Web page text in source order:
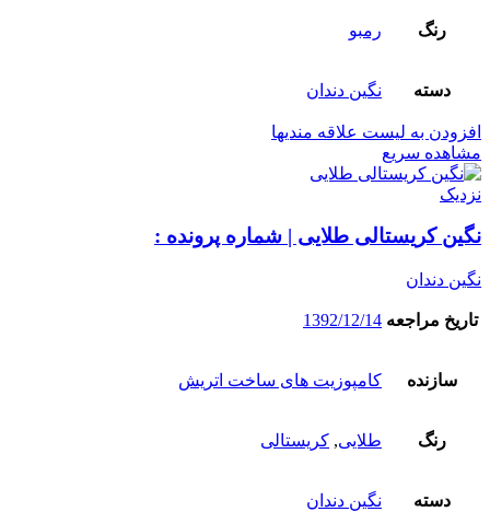
رنگ رمبو
دسته نگین دندان
افزودن به لیست علاقه مندیها
مشاهده سریع
نزدیک
نگین کریستالی طلایی | شماره پرونده :
نگین دندان
تاریخ مراجعه 1392/12/14
سازنده کامپوزیت های ساخت اتریش
رنگ طلایی, کریستالی
دسته نگین دندان